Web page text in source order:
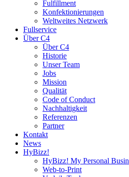
Fulfillment
Konfektionierungen
Weltweites Netzwerk
Fullservice
Über C4
Über C4
Historie
Unser Team
Jobs
Mission
Qualität
Code of Conduct
Nachhaltigkeit
Referenzen
Partner
Kontakt
News
HyBizz!
HyBizz! My Personal
Web-to-Print